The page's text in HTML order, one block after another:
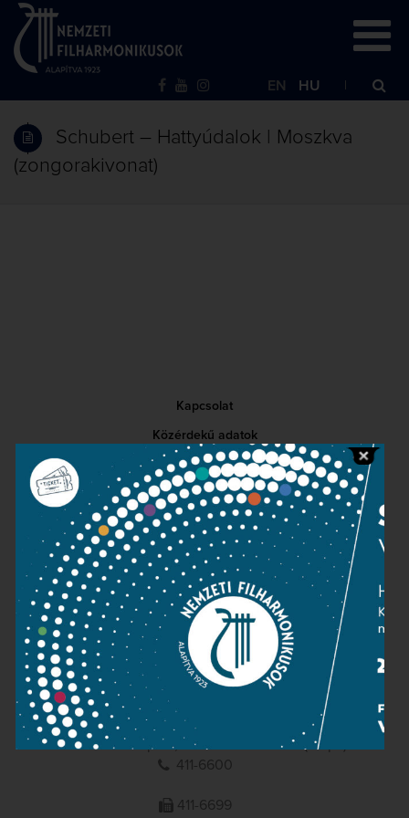
EN HU
Schubert – Hattyúdalok | Moszkva
(zongorakivonat)
Kapcsolat
Közérdekű adatok
Sajtószoba
Adatvédelem
Impresszum
NEMZETI
FILHARMONIKUSOK
1095 Budapest, Komor Marcell u. 1. (Müpa)
411-6600
411-6699